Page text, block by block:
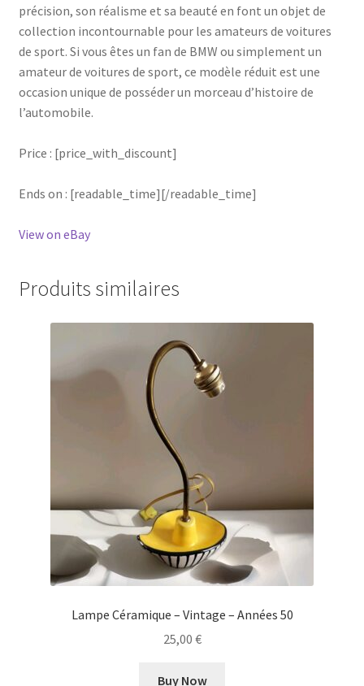
précision, son réalisme et sa beauté en font un objet de
collection incontournable pour les amateurs de voitures
de sport. Si vous êtes un fan de BMW ou simplement un
amateur de voitures de sport, ce modèle réduit est une
occasion unique de posséder un morceau d’histoire de
l’automobile.
Price : [price_with_discount]
Ends on : [readable_time][/readable_time]
View on eBay
Produits similaires
Lampe Céramique – Vintage – Années 50
25,00 €
Buy Now